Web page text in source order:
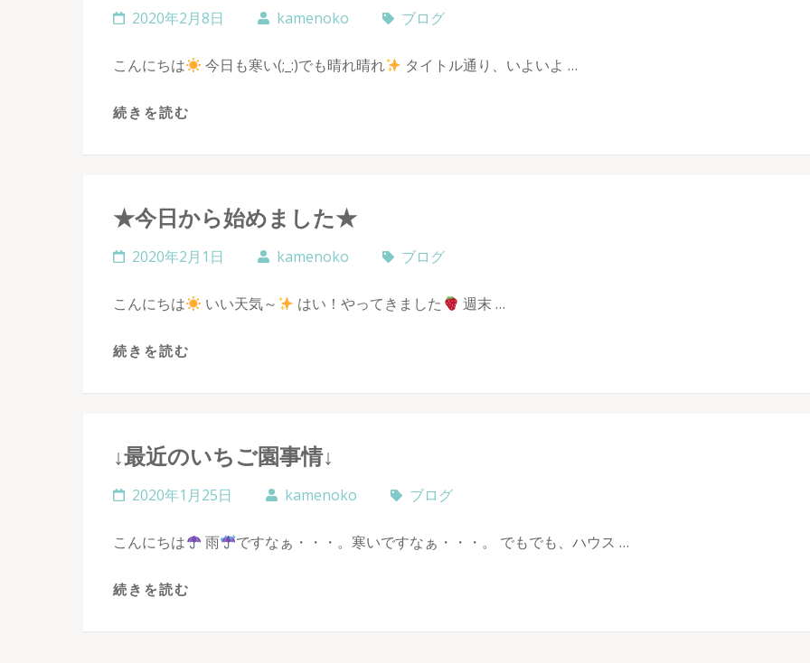
2020年2月8日 kamenoko ブログ
こんにちは 今日も寒い(;_:)でも晴れ晴れ タイトル通り、いよいよ …
続きを読む
★今日から始めました★
2020年2月1日 kamenoko ブログ
こんにちは いい天気～ はい！やってきました 週末 …
続きを読む
↓最近のいちご園事情↓
2020年1月25日 kamenoko ブログ
こんにちは 雨 ですなぁ・・・。寒いですなぁ・・・。 でもでも、ハウス …
続きを読む